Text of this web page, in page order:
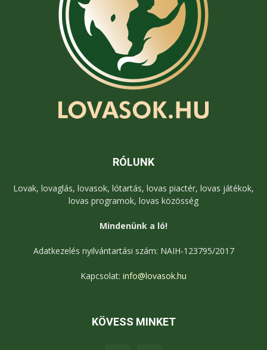
RÓLUNK
Lovak, lovaglás, lovasok, lótartás, lovas piactér, lovas játékok,
lovas programok, lovas közösség
Mindenünk a ló!
Adatkezelés nyilvántartási szám: NAIH-123795/2017
Kapcsolat: info@lovasok.hu
KÖVESS MINKET